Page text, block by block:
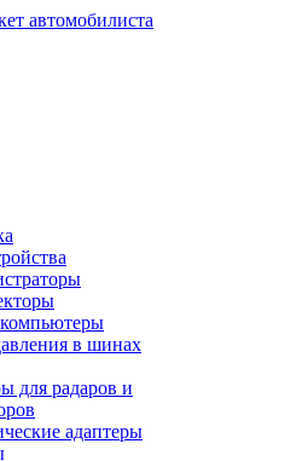
в шинах
для радаров и
адаптеры